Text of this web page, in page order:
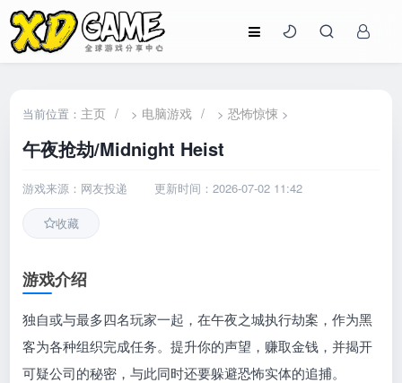
当前位置： 主页 / > 电脑游戏 / >恐怖惊悚 >
午夜抢劫/Midnight Heist
游戏来源：网友投递 更新时间：2026-07-02 11:42
收藏
游戏介绍
独自或与最多四名玩家一起，在午夜之城执行劫案，作为黑
客为各种组织完成任务。提升你的声望，赚取金钱，并揭开
可疑公司的秘密，与此同时还要躲避恐怖实体的追捕。